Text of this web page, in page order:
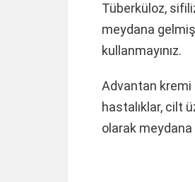
Tüberküloz,
meydana
kullanmayınız.
Advantan kremi
hastalıklar, cilt
olarak